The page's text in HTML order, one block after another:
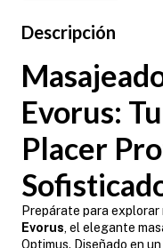
Descripción
Evorus:
Placer
Prepárate para
Evorus, el elegante
Optimus. Diseñado en